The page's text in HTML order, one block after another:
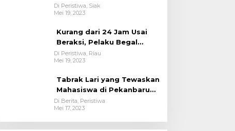
oleh tim Opsnal Polsek
Tualang-Polres Siak-Polda
Di Peristiwa, Siak
Mei 19, 2023
Kurang dari 24 Jam Usai
Beraksi, Pelaku Begal
Berhasil Di Bekuk
Satreskrim Polres
Di Peristiwa, Riau
Mei 19, 2023
Tabrak Lari yang Tewaskan
Mahasiswa di Pekanbaru
Ditangkap Polisi
Di Berita, Peristiwa
Mei 17, 2023